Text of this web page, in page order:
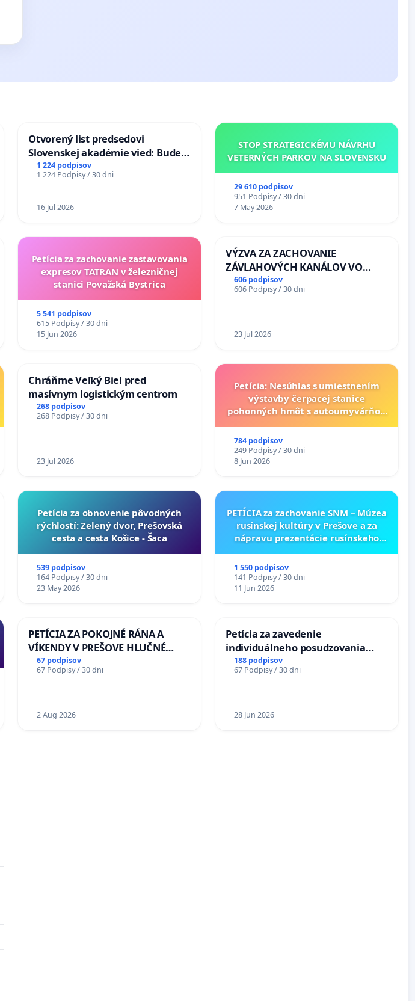
Otvorený list predsedovi
Slovenskej akadémie vied: Bude
mať Vízia Slovenska 2040 mravnú
chrbticu?
1 224 podpisov
1 224 Podpisy / 30 dni
16 Jul 2026
STOP STRATEGICKÉMU NÁVRHU
VETERNÝCH PARKOV NA SLOVENSKU
29 610 podpisov
951 Podpisy / 30 dni
7 May 2026
Petícia za zachovanie zastavovania
expresov TATRAN v železničnej
stanici Považská Bystrica
5 541 podpisov
615 Podpisy / 30 dni
15 Jun 2026
VÝZVA ZA ZACHOVANIE
ZÁVLAHOVÝCH KANÁLOV VO
VÝLUČNOM VLASTNÍCTVE A POD
KONTROLOU SLOVENSKEJ
a odvodňovacích kanálov na
606 podpisov
606 Podpisy / 30 dni
23 Jul 2026
Chráňme Veľký Biel pred
masívnym logistickým centrom
268 podpisov
268 Podpisy / 30 dni
23 Jul 2026
Petícia: Nesúhlas s umiestnením
výstavby čerpacej stanice
pohonných hmôt s autoumyvárňou
Grob - Čierna Voda
784 podpisov
249 Podpisy / 30 dni
8 Jun 2026
​Petícia za obnovenie pôvodných
rýchlostí: Zelený dvor, Prešovská
cesta a cesta Košice - Šaca
539 podpisov
164 Podpisy / 30 dni
23 May 2026
PETÍCIA za zachovanie SNM – Múzea
rusínskej kultúry v Prešove a za
nápravu prezentácie rusínskeho
Múzeu ukrajinskej kultúry vo
Svidníku
1 550 podpisov
141 Podpisy / 30 dni
11 Jun 2026
PETÍCIA ZA POKOJNÉ RÁNA A
VÍKENDY V PREŠOVE HLUČNÉ
STAVEBNÉ PRÁCE V SOBOTU LEN
OD 9.00 DO 13.00 HOD., CEZ
KONTROLA STAVBY C-AREA NA
67 podpisov
67 Podpisy / 30 dni
2 Aug 2026
Petícia za zavedenie
individuálneho posudzovania
zdravotnej spôsobilosti osôb s
diabetom 1. a 2. typu pri prijímaní
188 podpisov
67 Podpisy / 30 dni
28 Jun 2026